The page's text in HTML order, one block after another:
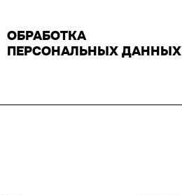
ОБРАБОТКА
ПЕРСОНАЛЬНЫХ ДАННЫХ